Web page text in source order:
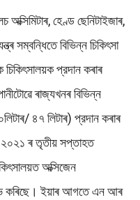
হেণ্ড ছেনিটাইজাৰ,
সম্বন্ধিতে বিভিন্ন চিকিৎসা
প্রদান কৰাৰ
ৰাজ্যখনৰ বিভিন্ন
৪৭ লিটাৰ) প্রদান কৰাৰ
২০২১ ৰ তৃতীয় সপ্তাহত
অক্সিজেন
কৰিছে। ইয়াৰ আগতে এন আৰ